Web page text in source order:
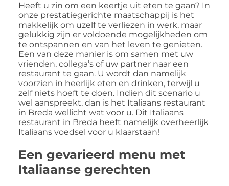
Heeft u zin om een keertje uit eten te gaan? In
onze prestatiegerichte maatschappij is het
makkelijk om uzelf te verliezen in werk, maar
gelukkig zijn er voldoende mogelijkheden om
te ontspannen en van het leven te genieten.
Een van deze manier is om samen met uw
vrienden, collega’s of uw partner naar een
restaurant te gaan. U wordt dan namelijk
voorzien in heerlijk eten en drinken, terwijl u
zelf niets hoeft te doen. Indien dit scenario u
wel aanspreekt, dan is het Italiaans restaurant
in Breda wellicht wat voor u. Dit Italiaans
restaurant in Breda heeft namelijk overheerlijk
Italiaans voedsel voor u klaarstaan!
Een gevarieerd menu met
Italiaanse gerechten